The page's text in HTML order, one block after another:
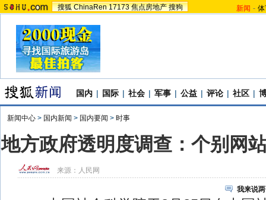
搜狐 ChinaRen 17173 焦点房地产 搜狗 新闻 -
国内 | 国际 | 社会 | 军事 | 公益 | 评论 | 社区 |
新闻中心 > 国内新闻 > 国内要闻 > 时事
地方政府透明度调查：个别网
来源： 人民网
我来说